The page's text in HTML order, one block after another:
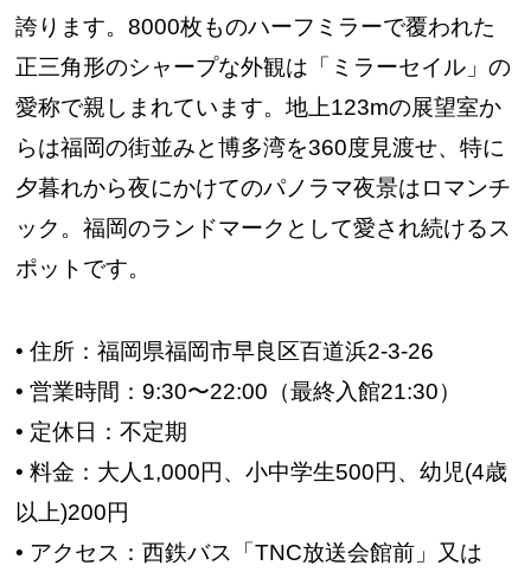
誇ります。8000枚ものハーフミラーで覆われた
正三角形のシャープな外観は「ミラーセイル」の
愛称で親しまれています。地上123mの展望室か
らは福岡の街並みと博多湾を360度見渡せ、特に
夕暮れから夜にかけてのパノラマ夜景はロマンチ
ック。福岡のランドマークとして愛され続けるス
ポットです。
• 住所：福岡県福岡市早良区百道浜2-3-26
• 営業時間：9:30〜22:00（最終入館21:30）
• 定休日：不定期
• 料金：大人1,000円、小中学生500円、幼児(4歳
以上)200円
• アクセス：西鉄バス「TNC放送会館前」又は